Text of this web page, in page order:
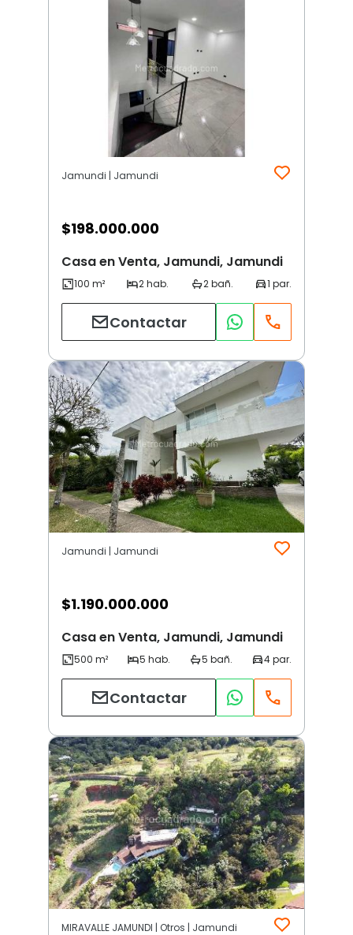
Jamundi | Jamundi
$198.000.000
Casa en Venta, Jamundi, Jamundi
Contactar
Jamundi | Jamundi
$1.190.000.000
Casa en Venta, Jamundi, Jamundi
Contactar
MIRAVALLE JAMUNDI | Otros | Jamundi